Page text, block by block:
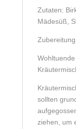
Zutaten:
Mädesüß,
sollten
ziehen, um